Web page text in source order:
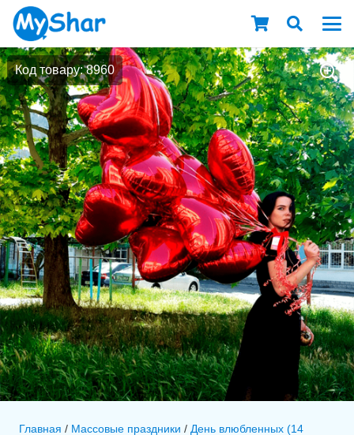
Код товару: 8960
Главная / Массовые праздники / День влюбленных (14